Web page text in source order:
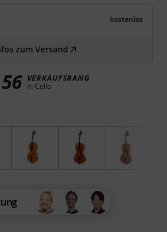
kostenlos
zum Versand
56 VERKAUFSRANG
in Cello